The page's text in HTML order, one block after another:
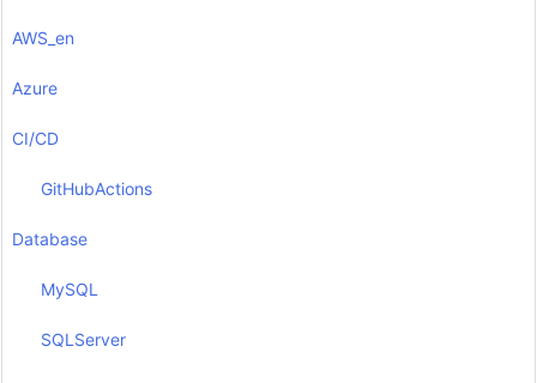
AWS_en
Azure
CI/CD
GitHubActions
Database
MySQL
SQLServer